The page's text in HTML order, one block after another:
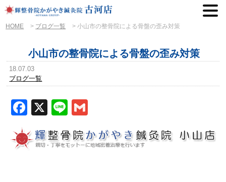
HOME > ブログ一覧 >小山市の整骨院による骨盤の歪み対策
小山市の整骨院による骨盤の歪み対策
18.07.03
ブログ一覧
Facebook
X Line